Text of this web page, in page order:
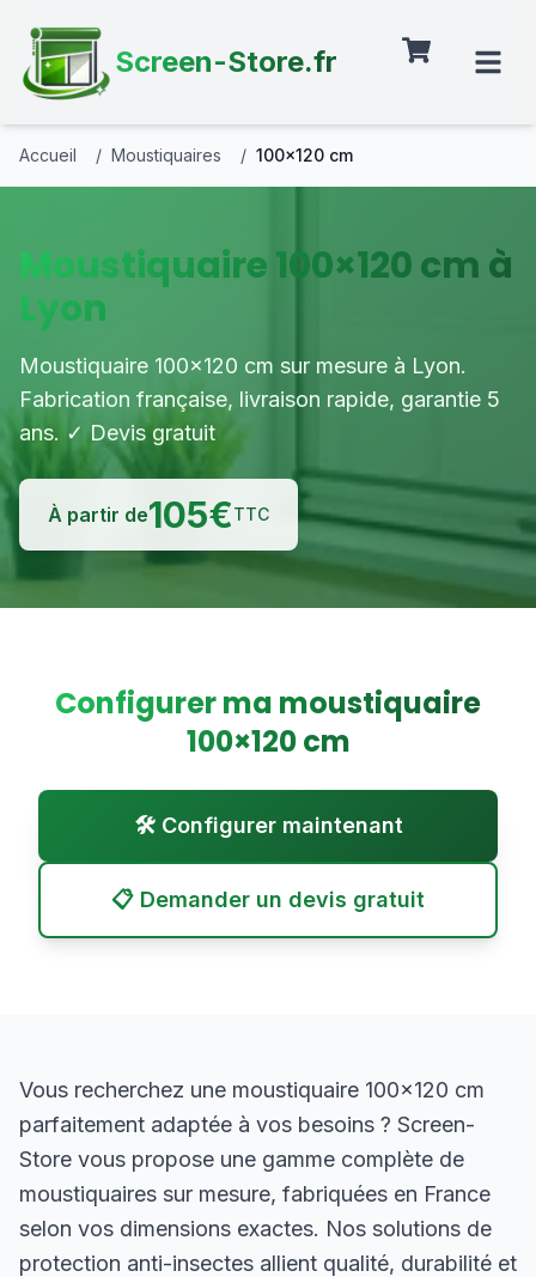
Screen-Store.fr
Accueil / Moustiquaires / 100×120 cm
Moustiquaire 100×120 cm à
Lyon
Moustiquaire 100×120 cm sur mesure à Lyon.
Fabrication française, livraison rapide, garantie 5
ans. ✓ Devis gratuit
À partir de105€TTC
Configurer ma moustiquaire
100×120cm
🛠️ Configurer maintenant
📋 Demander un devis gratuit
Vous recherchez une moustiquaire 100×120 cm
parfaitement adaptée à vos besoins ? Screen-
Store vous propose une gamme complète de
moustiquaires sur mesure, fabriquées en France
selon vos dimensions exactes. Nos solutions de
protection anti-insectes allient qualité, durabilité et